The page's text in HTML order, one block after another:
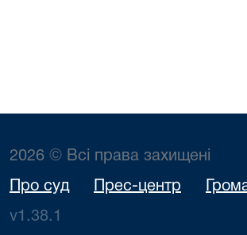
2026 © Всі права захищені
Про суд Прес-центр
v1.38.1